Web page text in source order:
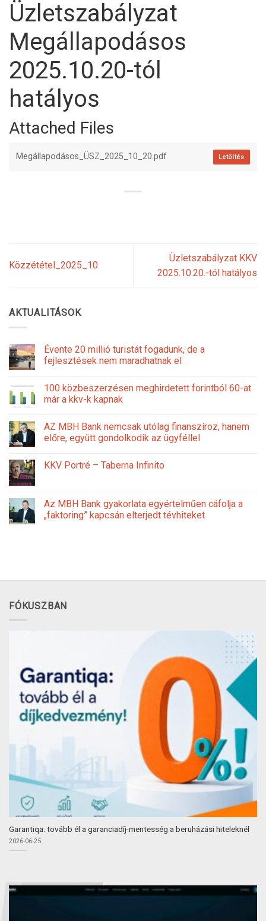
Üzletszabályzat
Megállapodásos
2025.10.20-tól
hatályos
Attached Files
Megállapodásos_ÜSZ_2025_10_20.pdf Letöltés
Közzététel_2025_10
Üzletszabályzat KKV
2025.10.20.-tól hatályos
AKTUALITÁSOK
Évente 20 millió turistát fogadunk, de a
fejlesztések nem maradhatnak el
100 közbeszerzésen meghirdetett forintból 60-at
már a kkv-k kapnak
AZ MBH Bank nemcsak utólag finanszíroz, hanem
előre, együtt gondolkodik az ügyféllel
KKV Portré – Taberna Infinito
Az MBH Bank gyakorlata egyértelműen cáfolja a
„faktoring” kapcsán elterjedt tévhiteket
FÓKUSZBAN
Garantiqa: tovább él a garanciadíj-mentesség a beruházási hiteleknél
2026-06-25